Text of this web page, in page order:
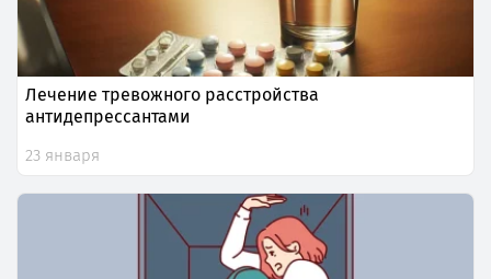
Лечение тревожного расстройства
антидепрессантами
23 января